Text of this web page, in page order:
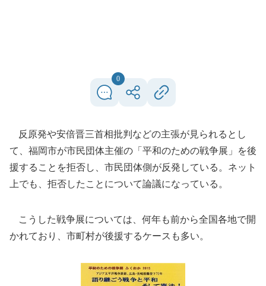
0
反原発や安倍晋三首相批判などの主張が見られるとし
て、福岡市が市民団体主催の「平和のための戦争展」を後
援することを拒否し、市民団体側が反発している。ネット
上でも、拒否したことについて論議になっている。
こうした戦争展については、何年も前から全国各地で開
かれており、市町村が後援するケースも多い。